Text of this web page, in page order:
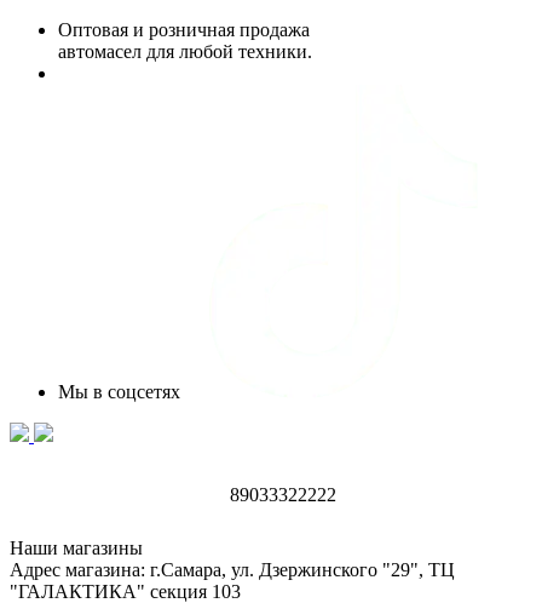
Оптовая и розничная продажа
автомасел для любой техники.
Мы в соцсетях
89033322222
Наши магазины
Адрес магазина: г.Самара, ул. Дзержинского "29", ТЦ
"ГАЛАКТИКА" секция 103